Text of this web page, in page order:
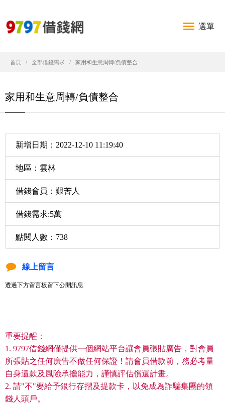
選單
首頁 全部借錢需求 家用和生意周轉/負債整合
家用和生意周轉/負債整合
新增日期：2022-12-10 11:19:40
地區：雲林
借錢會員：艱苦人
借錢需求:5萬
點閱人數：738
線上留言
透過下方留言板留下公開訊息
重要提醒：
1. 9797借錢網僅提供一個網站平台讓會員張貼廣告，對會員
所張貼之任何廣告不做任何保證！請會員借款前，務必考量
自身還款及風險承擔能力，謹慎評估償還計畫。
2. 請"不"要給予銀行存摺及提款卡，以免成為詐騙集團的領
錢人頭戶。